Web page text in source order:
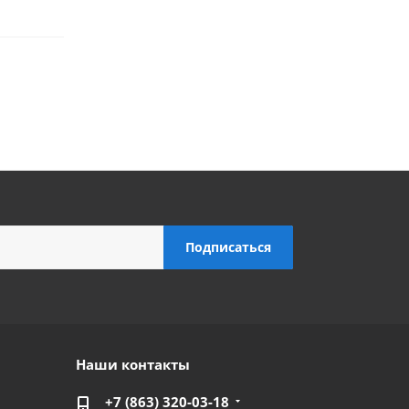
Наши контакты
+7 (863) 320-03-18